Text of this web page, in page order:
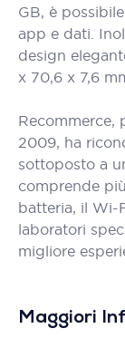
GB, è
app e dati.
design
x 70,6 x 7,6
Recommerce,
2009, ha
sottoposto a
comprende
batteria, il Wi-
laboratori
migliore
Maggiori